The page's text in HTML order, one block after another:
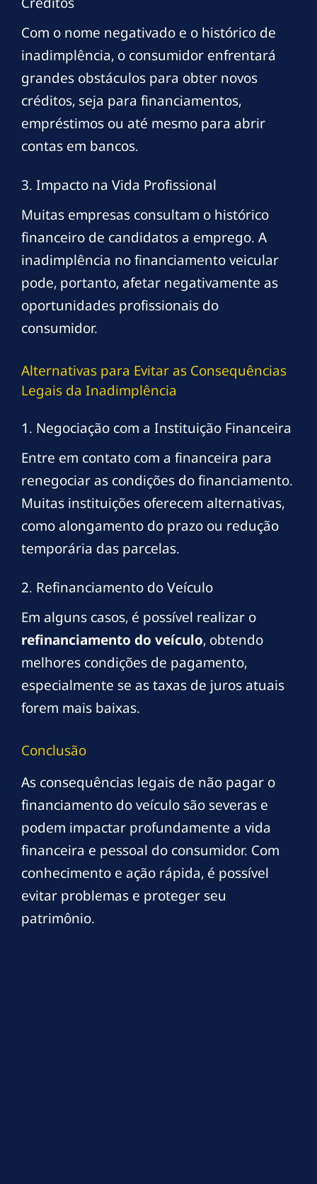
Com o nome negativado e o histórico de
inadimplência, o consumidor enfrentará
grandes obstáculos para obter novos
créditos, seja para financiamentos,
empréstimos ou até mesmo para abrir
contas em bancos.
3. Impacto na Vida Profissional
Muitas empresas consultam o histórico
financeiro de candidatos a emprego. A
inadimplência no financiamento veicular
pode, portanto, afetar negativamente as
oportunidades profissionais do
consumidor.
Alternativas para Evitar as Consequências
Legais da Inadimplência
1. Negociação com a Instituição Financeira
Entre em contato com a financeira para
renegociar as condições do financiamento.
Muitas instituições oferecem alternativas,
como alongamento do prazo ou redução
temporária das parcelas.
2. Refinanciamento do Veículo
Em alguns casos, é possível realizar o
refinanciamento do veículo, obtendo
melhores condições de pagamento,
especialmente se as taxas de juros atuais
forem mais baixas.
Conclusão
As consequências legais de não pagar o
financiamento do veículo são severas e
podem impactar profundamente a vida
financeira e pessoal do consumidor. Com
conhecimento e ação rápida, é possível
evitar problemas e proteger seu
patrimônio.